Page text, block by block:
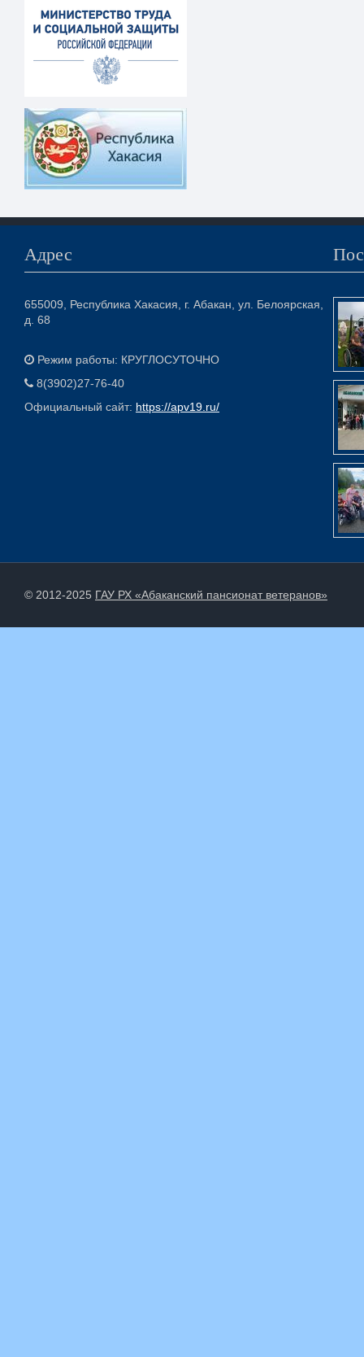
Адрес
655009, Республика Хакасия, г. Абакан, ул. Белоярская,
д. 68
Режим работы: КРУГЛОСУТОЧНО
8(3902)27-76-40
Официальный сайт: https://apv19.ru/
© 2012-2025 ГАУ РХ «Абаканский пансионат ветеранов»